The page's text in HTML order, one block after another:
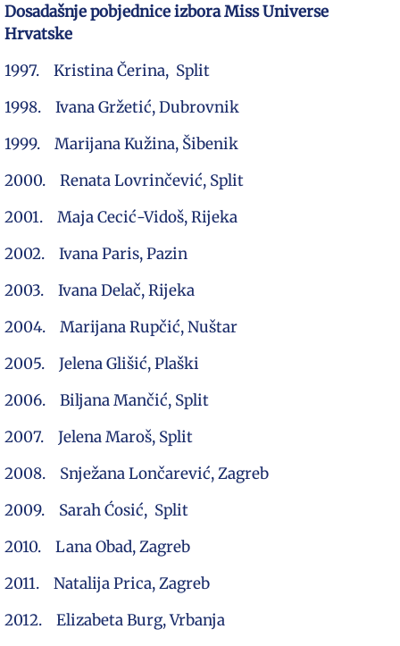
Dosadašnje pobjednice izbora Miss Universe
Hrvatske
1997. Kristina Čerina, Split
1998. Ivana Gržetić, Dubrovnik
1999. Marijana Kužina, Šibenik
2000. Renata Lovrinčević, Split
2001. Maja Cecić-Vidoš, Rijeka
2002. Ivana Paris, Pazin
2003. Ivana Delač, Rijeka
2004. Marijana Rupčić, Nuštar
2005. Jelena Glišić, Plaški
2006. Biljana Mančić, Split
2007. Jelena Maroš, Split
2008. Snježana Lončarević, Zagreb
2009. Sarah Ćosić, Split
2010. Lana Obad, Zagreb
2011. Natalija Prica, Zagreb
2012. Elizabeta Burg, Vrbanja